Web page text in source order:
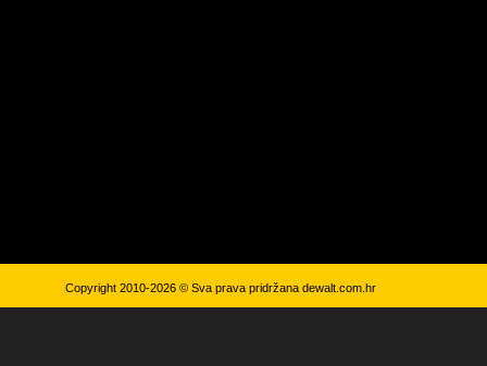
Copyright 2010-2026 © Sva prava pridržana dewalt.com.hr